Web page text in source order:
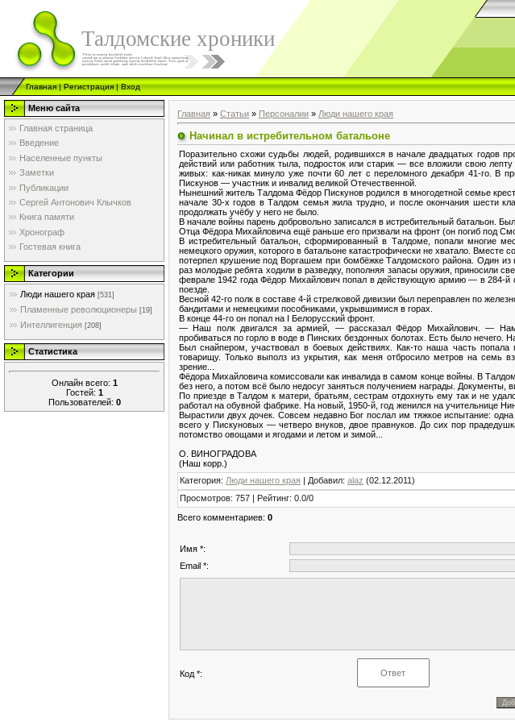
Талдомские хроники
Главная|Регистрация|Вход
Меню сайта
Главная страница
Введение
Населенные пункты
Заметки
Публикации
Сергей Антонович Клычков
Книга памяти
Хронограф
Гостевая книга
Категории
Люди нашего края [531]
Пламенные революционеры [19]
Интеллигенция [208]
Статистика
Онлайн всего: 1
Гостей: 1
Пользователей: 0
Главная » Статьи » Персоналии » Люди нашего края
Начинал в истребительном батальоне
Поразительно схожи судьбы людей, родившихся в начале двадцатых годов
действий или работник тыла, подросток или старик — все вложили свою
живых: как-никак минуло уже почти 60 лет с переломного декабря 41-го.
Пискунов — участник и инвалид великой Отечественной.
Нынешний житель Талдома Фёдор Пискунов родился в многодетной семье
начале 30-х годов в Талдом семья жила трудно, и после окончания шести
продолжать учёбу у него не было.
В начале войны парень добровольно записался в истребительный батальон.
Отца Фёдора Михайловича ещё раньше его призвали на фронт (он погиб под
В истребительный батальон, сформированный в Талдоме, попали многие
немецкого оружия, которого в батальоне катастрофически не хватало.
потерпел крушение под Воргашем при бомбёжке Талдомского района. Один из
раз молодые ребята ходили в разведку, пополняя запасы оружия, приносили
феврале 1942 года Фёдор Михайлович попал в действующую армию — в 284-
поезде.
Весной 42-го полк в составе 4-й стрелковой дивизии был переправлен по
бандитами и немецкими пособниками, укрывшимися в горах.
В конце 44-го он попал на I Белорусский фронт.
— Наш полк двигался за армией, — рассказал Фёдор Михайлович. — Нам
пробиваться по горло в воде в Пинских бездонных болотах. Есть было
Был снайпером, участвовал в боевых действиях. Как-то наша часть
товарищу. Только выполз из укрытия, как меня отбросило метров на семь
зрение...
Фёдора Михайловича комиссовали как инвалида в самом конце войны. В
без него, а потом всё было недосуг заняться получением награды. Документы,
По приезде в Талдом к матери, братьям, сестрам отдохнуть ему так и не
работал на обувной фабрике. На новый, 1950-й, год женился на учительнице
Вырастили двух дочек. Совсем недавно Бог послал им тяжкое испытание:
всего у Пискуновых — четверо внуков, двое правнуков. До сих пор
потомство овощами и ягодами и летом и зимой...
О. ВИНОГРАДОВА
(Наш корр.)
Категория: Люди нашего края | Добавил: alaz (02.12.2011)
Просмотров: 757 | Рейтинг: 0.0/0
Всего комментариев: 0
Имя *:
Email *:
Код *: